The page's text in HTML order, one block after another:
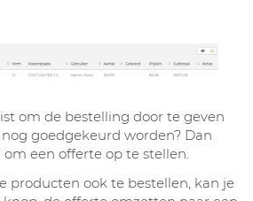
om de bestelling door te geven
goedgekeurd worden? Dan
een offerte op te stellen.
producten ook te bestellen, kan je